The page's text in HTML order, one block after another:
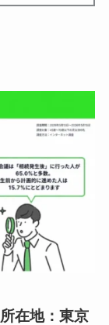
在地：東京